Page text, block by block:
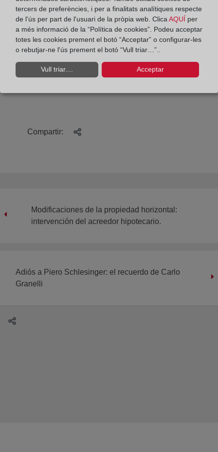
constitucional, que confía en ellos la realización de
uno de los valores superiores del ordenamiento
jurídico: la Justicia.
María Emilia Adán es decana del Colegio de
Compartir:
Modificaciones de la propiedad horizontal:
intervención del acreedor hipotecario.
Adiós a Piero Schlesinger: el recuerdo de Carlo
Granelli
tercers de preferències, i per a finalitats analítiques respecte
de l'ús per part de l'usuari de la pròpia web. Clica AQUÍ per
a més informació de la “Política de cookies”. Podeu acceptar
totes les cookies prement el botó “Acceptar” o configurar-les
o rebutjar-ne l'ús prement el botó “Vull triar…”..
Vull triar.... Acceptar